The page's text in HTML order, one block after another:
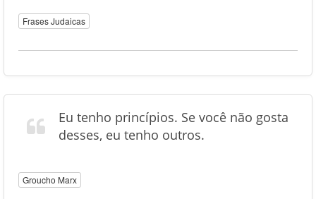
Frases Judaicas
Eu tenho princípios. Se você não gosta
desses, eu tenho outros.
Groucho Marx